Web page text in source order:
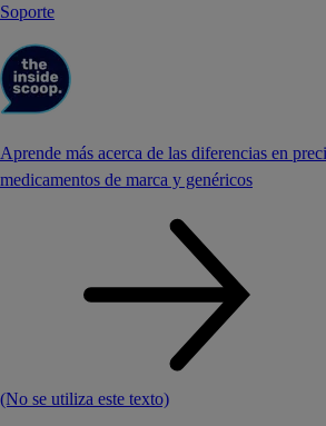
Soporte
Aprende más acerca de las diferencias en
medicamentos de marca y genéricos
(No se utiliza este texto)